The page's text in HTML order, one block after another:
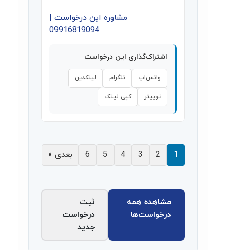
مشاوره این درخواست |
09916819094
اشتراک‌گذاری این درخواست
واتس‌اپ تلگرام لینکدین
توییتر کپی لینک
1
2
3
4
5
6 بعدی »
مشاهده همه
درخواست‌ها
ثبت
درخواست
جدید